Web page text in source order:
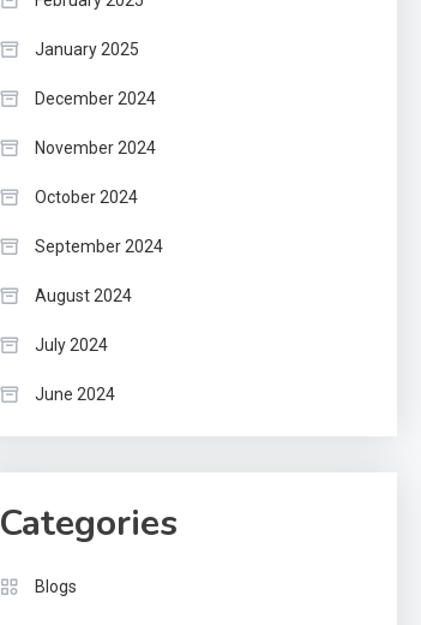
January 2025
December 2024
November 2024
October 2024
September 2024
August 2024
July 2024
June 2024
Categories
Blogs